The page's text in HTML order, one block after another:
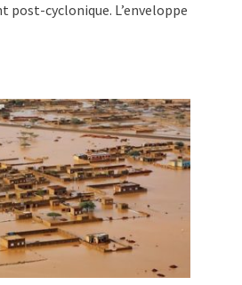
post-cyclonique. L’enveloppe